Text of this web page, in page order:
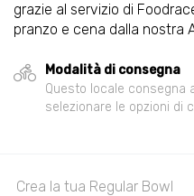
grazie al servizio di
pranzo e cena dalla nostra
Modalità di consegna
Questo locale consegna
selezionare le opzioni di
Crea la tua Regular Bowl